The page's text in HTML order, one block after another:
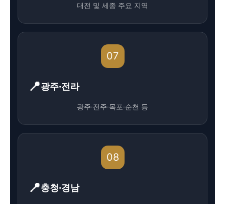
대전 및 세종 주요 지역
07
광주·전라
광주·전주·목포·순천 등
08
충청·경남